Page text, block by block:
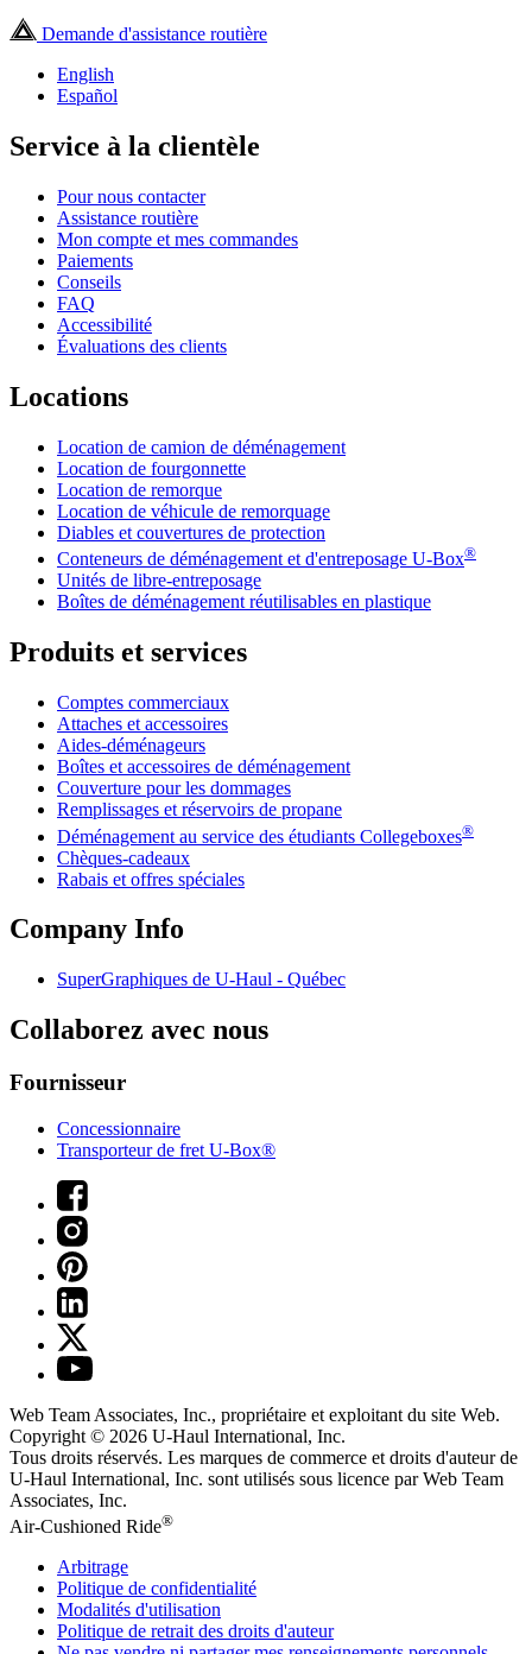
Demande d'assistance routière
English
Español
Service à la clientèle
Pour nous contacter
Assistance routière
Mon compte et mes commandes
Paiements
Conseils
FAQ
Accessibilité
Évaluations des clients
Locations
Location de camion de déménagement
Location de fourgonnette
Location de remorque
Location de véhicule de remorquage
Diables et couvertures de protection
Conteneurs de déménagement et d'entreposage U-Box®
Unités de libre-entreposage
Boîtes de déménagement réutilisables en plastique
Produits et services
Comptes commerciaux
Attaches et accessoires
Aides-déménageurs
Boîtes et accessoires de déménagement
Couverture pour les dommages
Remplissages et réservoirs de propane
Déménagement au service des étudiants Collegeboxes®
Chèques-cadeaux
Rabais et offres spéciales
Company Info
SuperGraphiques de U-Haul - Québec
Collaborez avec nous
Fournisseur
Concessionnaire
Transporteur de fret U-Box®
Web Team Associates, Inc., propriétaire et exploitant du site Web.
Copyright © 2026 U-Haul International, Inc.
Tous droits réservés. Les marques de commerce et droits d'auteur de
U-Haul International, Inc. sont utilisés sous licence par Web Team
Associates, Inc.
Air-Cushioned Ride®
Arbitrage
Politique de confidentialité
Modalités d'utilisation
Politique de retrait des droits d'auteur